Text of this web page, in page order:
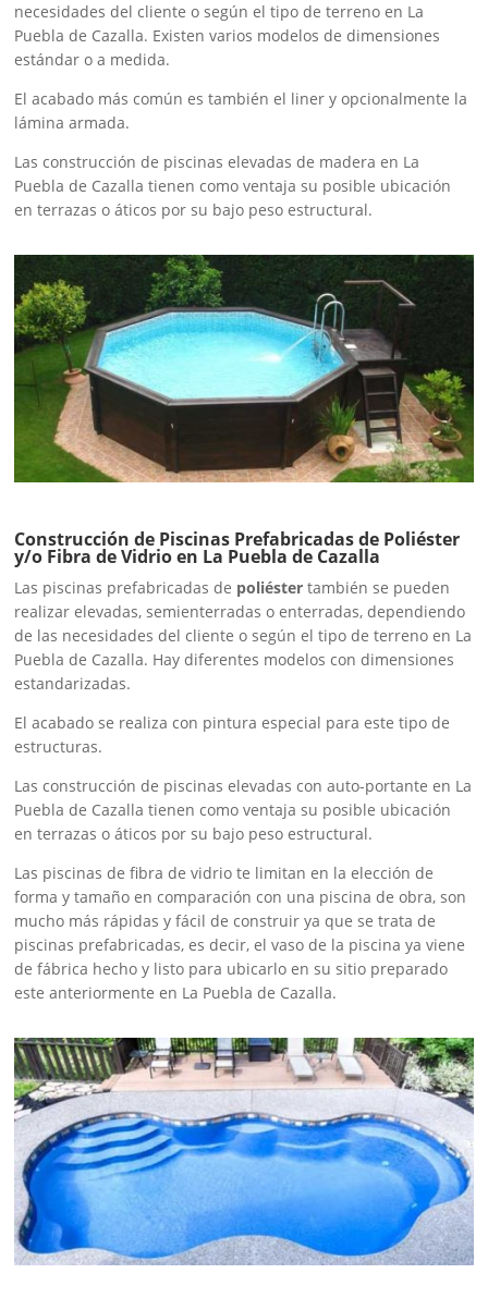
necesidades del cliente o según el tipo de terreno en La
Puebla de Cazalla. Existen varios modelos de dimensiones
estándar o a medida.
El acabado más común es también el liner y opcionalmente la
lámina armada.
Las construcción de piscinas elevadas de madera en La
Puebla de Cazalla tienen como ventaja su posible ubicación
en terrazas o áticos por su bajo peso estructural.
Construcción de Piscinas Prefabricadas de Poliéster
y/o Fibra de Vidrio en La Puebla de Cazalla
Las piscinas prefabricadas de poliéster también se pueden
realizar elevadas, semienterradas o enterradas, dependiendo
de las necesidades del cliente o según el tipo de terreno en La
Puebla de Cazalla. Hay diferentes modelos con dimensiones
estandarizadas.
El acabado se realiza con pintura especial para este tipo de
estructuras.
Las construcción de piscinas elevadas con auto-portante en La
Puebla de Cazalla tienen como ventaja su posible ubicación
en terrazas o áticos por su bajo peso estructural.
Las piscinas de fibra de vidrio te limitan en la elección de
forma y tamaño en comparación con una piscina de obra, son
mucho más rápidas y fácil de construir ya que se trata de
piscinas prefabricadas, es decir, el vaso de la piscina ya viene
de fábrica hecho y listo para ubicarlo en su sitio preparado
este anteriormente en La Puebla de Cazalla.